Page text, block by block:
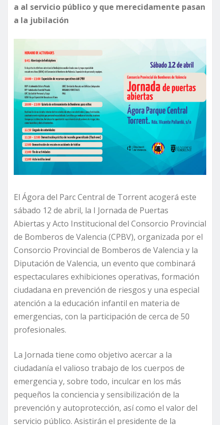
a al servicio público y que merecidamente pasan
a la jubilación
El Ágora del Parc Central de Torrent acogerá este
sábado 12 de abril, la I Jornada de Puertas
Abiertas y Acto Institucional del Consorcio Provincial
de Bomberos de Valencia (CPBV), organizada por el
Consorcio Provincial de Bomberos de Valencia y la
Diputación de Valencia, un evento que combinará
espectaculares exhibiciones operativas, formación
ciudadana en prevención de riesgos y una especial
atención a la educación infantil en materia de
emergencias, con la participación de cerca de 50
profesionales.
La Jornada tiene como objetivo acercar a la
ciudadanía el valioso trabajo de los cuerpos de
emergencia y, sobre todo, inculcar en los más
pequeños la conciencia y sensibilización de la
prevención y autoprotección, así como el valor del
servicio público. Asistirán el presidente de la